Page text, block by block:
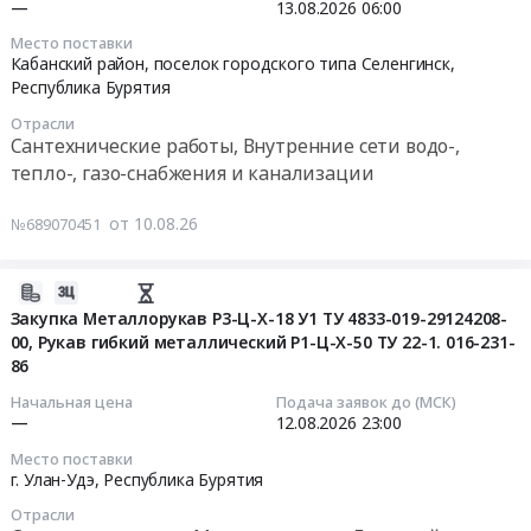
— 13.08.2026 06:00
Место поставки
Кабанский район, поселок городского типа Селенгинск,
Республика Бурятия
Отрасли
Сантехнические работы, Внутренние сети водо-,
тепло-, газо-снабжения и канализации
№689070451 от 10.08.26
Закупка Металлорукав Р3-Ц-Х-18 У1 ТУ 4833-019-29124208-
00, Рукав гибкий металлический Р1-Ц-Х-50 ТУ 22-1. 016-231-
86
Начальная цена
—
Подача заявок до (МСК)
12.08.2026 23:00
Место поставки
г. Улан-Удэ, Республика Бурятия
Отрасли